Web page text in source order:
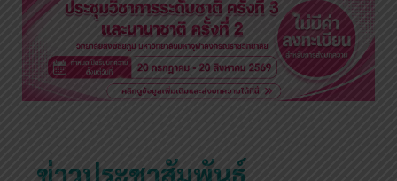
ข่าวประชาสัมพันธ์